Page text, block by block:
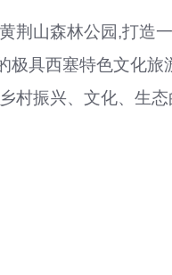
山森林公园,打造
极具西塞特色文化
村振兴、文化、生